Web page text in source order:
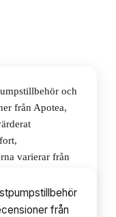
och
från Apotea,
varierar från
10avsnitt
från